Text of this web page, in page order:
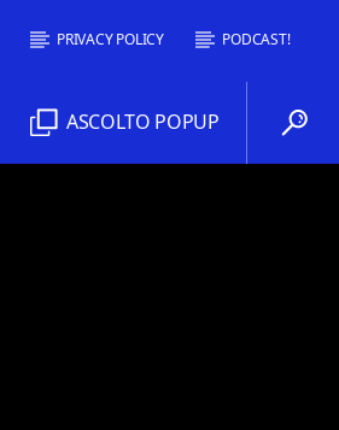
PRIVACY POLICY PODCAST!
ASCOLTO POPUP